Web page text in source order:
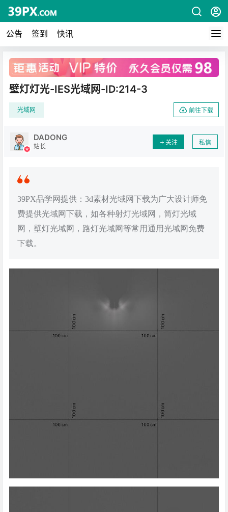
公告 签到 快讯
广告
壁灯灯光-IES光域网-ID:214-3
光域网 前往下载
DADONG
站长
关注 私信
39PX品学网提供：3d素材光域网下载为广大设计师免
费提供光域网下载，如各种射灯光域网，筒灯光域
网，壁灯光域网，路灯光域网等常用通用光域网免费
下载。